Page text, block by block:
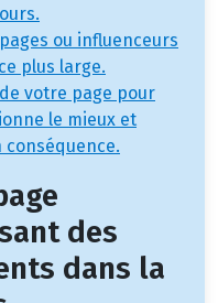
ou influenceurs
plus large.
votre page pour
le mieux et
des
dans la